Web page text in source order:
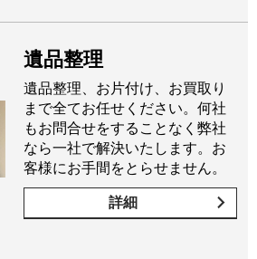
遺品整理
遺品整理、お片付け、お買取り
まで全てお任せください。何社
もお問合せをすることなく弊社
なら一社で解決いたします。お
客様にお手間をとらせません。
詳細